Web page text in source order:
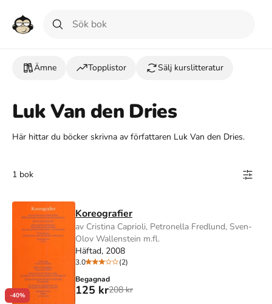
Ämne Topplistor Sälj kurslitteratur
Luk Van den Dries
Här hittar du böcker skrivna av författaren Luk Van den Dries.
1 bok
-40%
Koreografier
av Cristina Caprioli, Petronella Fredlund, Sven-
Olov Wallenstein m.fl.
Häftad, 2008
3.0
(2)
Begagnad
125 kr208 kr